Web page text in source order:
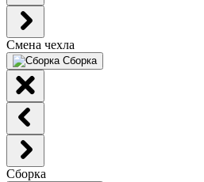
Смена чехла
Сборка
Сборка